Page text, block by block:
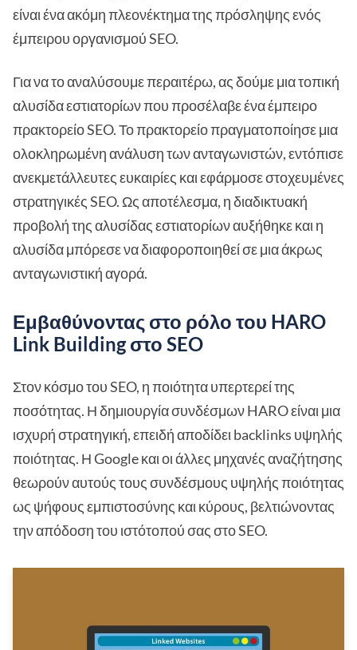
είναι ένα ακόμη πλεονέκτημα της πρόσληψης ενός
έμπειρου οργανισμού SEO.
Για να το αναλύσουμε περαιτέρω, ας δούμε μια τοπική
αλυσίδα εστιατορίων που προσέλαβε ένα έμπειρο
πρακτορείο SEO. Το πρακτορείο πραγματοποίησε μια
ολοκληρωμένη ανάλυση των ανταγωνιστών, εντόπισε
ανεκμετάλλευτες ευκαιρίες και εφάρμοσε στοχευμένες
στρατηγικές SEO. Ως αποτέλεσμα, η διαδικτυακή
προβολή της αλυσίδας εστιατορίων αυξήθηκε και η
αλυσίδα μπόρεσε να διαφοροποιηθεί σε μια άκρως
ανταγωνιστική αγορά.
Εμβαθύνοντας στο ρόλο του HARO
Link Building στο SEO
Στον κόσμο του SEO, η ποιότητα υπερτερεί της
ποσότητας. Η δημιουργία συνδέσμων HARO είναι μια
ισχυρή στρατηγική, επειδή αποδίδει backlinks υψηλής
ποιότητας. Η Google και οι άλλες μηχανές αναζήτησης
θεωρούν αυτούς τους συνδέσμους υψηλής ποιότητας
ως ψήφους εμπιστοσύνης και κύρους, βελτιώνοντας
την απόδοση του ιστότοπού σας στο SEO.